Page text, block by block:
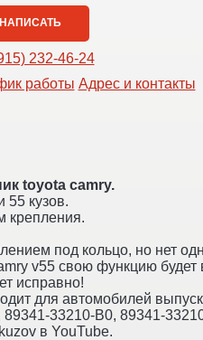
НАПИСАТЬ
232-46-24
работы Адрес и контакты
toyota camry.
55 кузов.
крепления.
под кольцо, но нет
v55 свою функцию будет
исправно!
для автомобилей
33210-B0, 89341-
в YouTube.